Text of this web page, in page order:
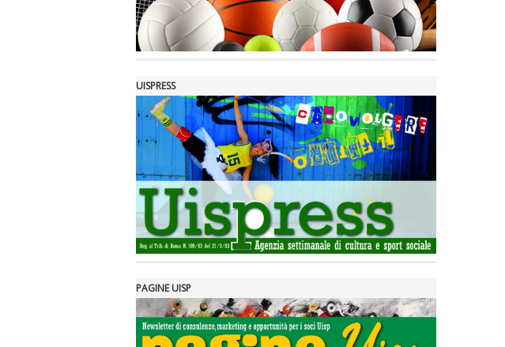
UISPRESS
PAGINE UISP